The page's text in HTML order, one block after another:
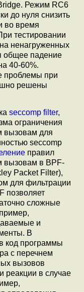
Режим RC6
до нуля снизить
во время
тестировании
ненагруженных
общее падение
40-60%.
проблемы при
решены
seccomp filter,
ограничения
вызовам для
seccomp
правил
вызовам в BPF-
Packet Filter),
для фильтрации
позволяет
сложные
и
В
код программы
с перечнем
вызовов
реакции в случае